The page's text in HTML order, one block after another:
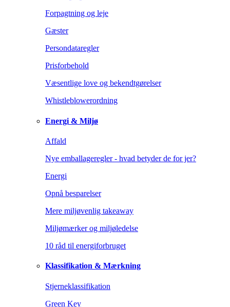
Forpagtning og leje
Gæster
Persondataregler
Prisforbehold
Væsentlige love og bekendtgørelser
Whistleblowerordning
Energi & Miljø
Affald
Nye emballageregler - hvad betyder de for jer?
Energi
Opnå besparelser
Mere miljøvenlig takeaway
Miljømærker og miljøledelse
10 råd til energiforbruget
Klassifikation & Mærkning
Stjerneklassifikation
Green Key